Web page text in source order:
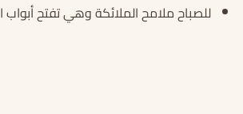
للصباح ملامح الملائكة وهي تفتح أبواب